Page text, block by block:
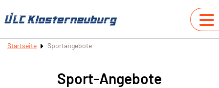
Startseite Sportangebote
Sport-Angebote